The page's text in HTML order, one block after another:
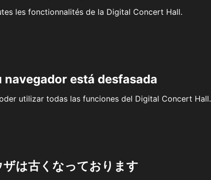
les fonctionnalités de la Digital Concert Hall.
está desfasada
utilizar todas las funciones del Digital Concert Hall.
は古くなっております